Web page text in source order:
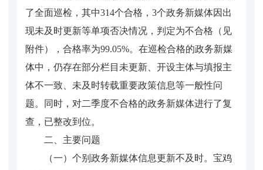
了全面巡检，其中314个合格，3个政务新媒体因出
现未及时更新等单项否决情况，判定为不合格（见
附件），合格率为99.05%。在巡检合格的政务新媒
体中，仍存在部分栏目未更新、开设主体与填报主
体不一致、未及时转载重要政策信息等一般性问
题。同时，对二季度不合格的政务新媒体进行了复
查，已整改到位。
二、主要问题
（一）个别政务新媒体信息更新不及时。宝鸡